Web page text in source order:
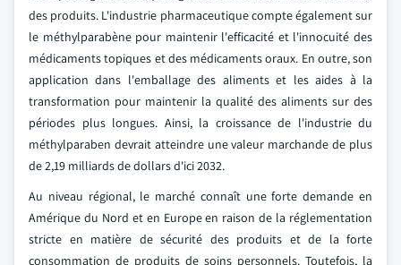
des produits. L'industrie pharmaceutique compte également sur
le méthylparabène pour maintenir l'efficacité et l'innocuité des
médicaments topiques et des médicaments oraux. En outre, son
application dans l'emballage des aliments et les aides à la
transformation pour maintenir la qualité des aliments sur des
périodes plus longues. Ainsi, la croissance de l'industrie du
méthylparaben devrait atteindre une valeur marchande de plus
de 2,19 milliards de dollars d'ici 2032.
Au niveau régional, le marché connaît une forte demande en
Amérique du Nord et en Europe en raison de la réglementation
stricte en matière de sécurité des produits et de la forte
consommation de produits de soins personnels. Toutefois, la